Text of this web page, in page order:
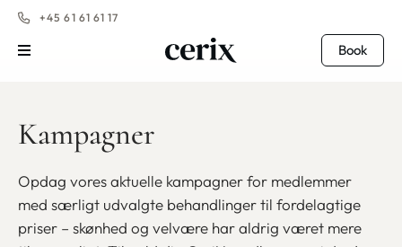
+45 61 61 61 17
Book
Kampagner
Opdag vores aktuelle kampagner for medlemmer
med særligt udvalgte behandlinger til fordelagtige
priser – skønhed og velvære har aldrig været mere